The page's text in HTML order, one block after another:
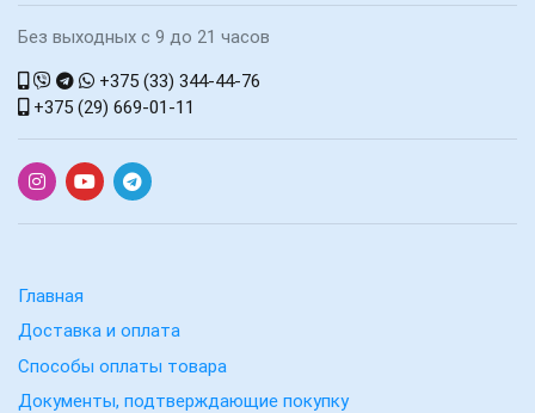
Без выходных с 9 до 21 часов
+375 (33) 344-44-76
+375 (29) 669-01-11
Главная
Доставка и оплата
Способы оплаты товара
Документы, подтверждающие покупку